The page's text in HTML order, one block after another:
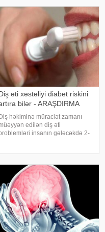
xəbər verir ki
əti xəstəliyi diabet riskini
bilər - ARAŞDIRMA
Diş həkiminə müraciət zamanı
edilən diş əti
insanın gələcəkdə 2-
jurnalında dərc olunan v